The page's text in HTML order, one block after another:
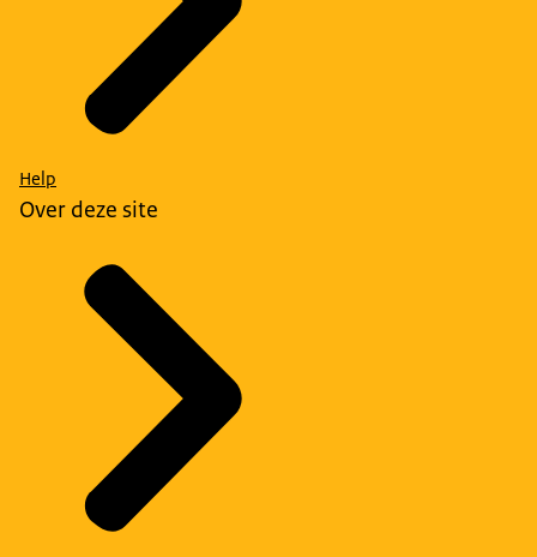
Help
Over deze site